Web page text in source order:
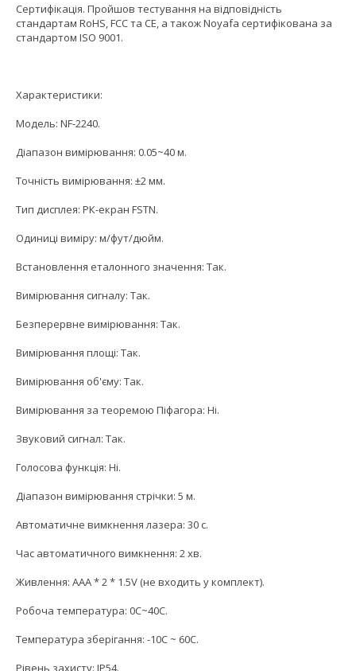
Сертифікація. Пройшов тестування на відповідність
стандартам RoHS, FCC та CE, а також Noyafa сертифікована за
стандартом ISO 9001.
Характеристики:
Модель: NF-2240.
Діапазон вимірювання: 0.05~40 м.
Точність вимірювання: ±2 мм.
Тип дисплея: РК-екран FSTN.
Одиниці виміру: м/фут/дюйм.
Встановлення еталонного значення: Так.
Вимірювання сигналу: Так.
Безперервне вимірювання: Так.
Вимірювання площі: Так.
Вимірювання об'єму: Так.
Вимірювання за теоремою Піфагора: Ні.
Звуковий сигнал: Так.
Голосова функція: Ні.
Діапазон вимірювання стрічки: 5 м.
Автоматичне вимкнення лазера: 30 с.
Час автоматичного вимкнення: 2 хв.
Живлення: AAA * 2 * 1.5V (не входить у комплект).
Робоча температура: 0С~40С.
Температура зберігання: -10С ~ 60С.
Рівень захисту: IP54.